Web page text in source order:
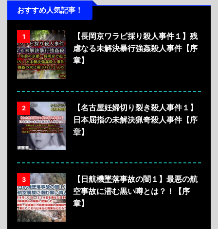
おすすめ人気記事！
1
【長岡京ワラビ採り殺人事件１】残
虐なる未解決暴行強姦殺人事件【序
章】
2
【名古屋妊婦切り裂き殺人事件１】
日本屈指の未解決猟奇殺人事件【序
章】
3
【日航機墜落事故の闇１】最悪の航
空事故に潜む黒い噂とは？！【序
章】